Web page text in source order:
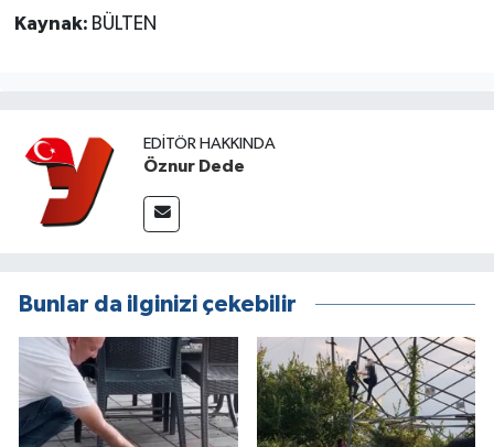
Kaynak: BÜLTEN
EDITÖR HAKKINDA
Öznur Dede
Bunlar da ilginizi çekebilir